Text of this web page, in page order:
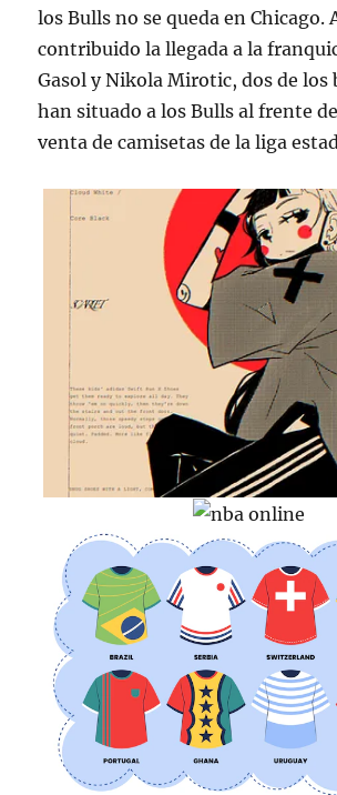
los Bulls no se queda en Chicago.
contribuido la llegada a la
Gasol y Nikola Mirotic, dos de los
han situado a los Bulls al frente
venta de camisetas de la liga